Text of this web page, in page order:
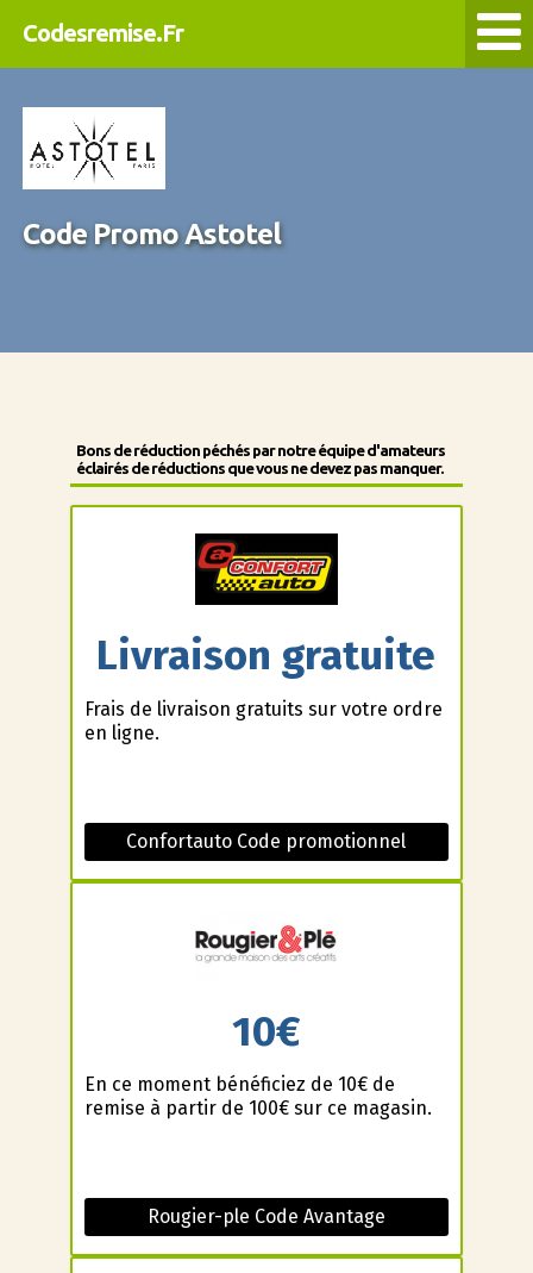
Codesremise.Fr
Code Promo Astotel
Bons de réduction péchés par notre équipe d'amateurs
éclairés de réductions que vous ne devez pas manquer.
Livraison gratuite
Frais de livraison gratuits sur votre ordre
en ligne.
Confortauto Code promotionnel
10€
En ce moment bénéficiez de 10€ de
remise à partir de 100€ sur ce magasin.
Rougier-ple Code Avantage